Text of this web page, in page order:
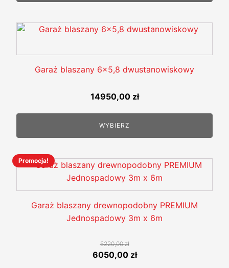
Garaż blaszany 6x5,8 dwustanowiskowy
14950,00 zł
WYBIERZ
Promocja!
Garaż blaszany drewnopodobny PREMIUM
Jednospadowy 3m x 6m
6220,00zł
Pierwotna
6050,00 złAktualna
Ten
ma
wiele